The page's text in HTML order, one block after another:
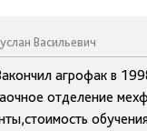
Васильевич
агрофак в
отделение